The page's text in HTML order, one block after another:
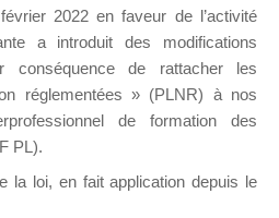
2022 en faveur de l’activité
a introduit des modifications
conséquence de rattacher les
réglementées » (PLNR) à nos
de formation des
PL).
la loi, en fait application depuis le